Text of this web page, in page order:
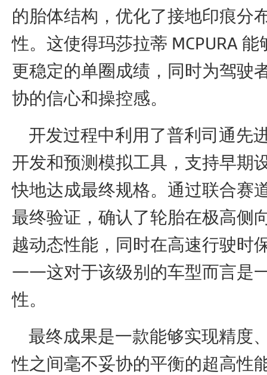
的胎体结构，优化了接地印痕分
性。这使得玛莎拉蒂 MCPURA
更稳定的单圈成绩，同时为驾驶
协的信心和操控感。
开发过程中利用了普利司通先
开发和预测模拟工具，支持早期
快地达成最终规格。通过联合赛
最终验证，确认了轮胎在极高侧
越动态性能，同时在高速行驶时
——这对于该级别的车型而言是
性。
最终成果是一款能够实现精度
性之间毫不妥协的平衡的超高性